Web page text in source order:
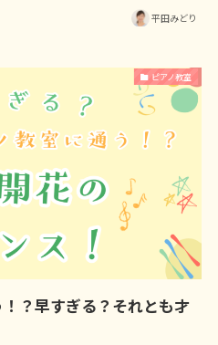
平田みどり
ピアノ教室
？早すぎる？それとも才